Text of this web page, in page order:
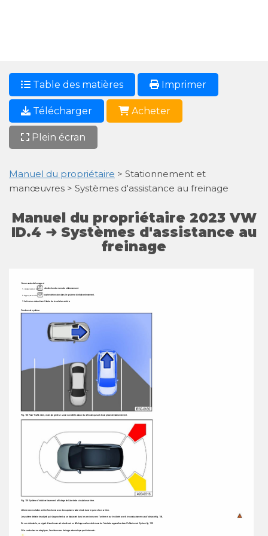
Table des matières Imprimer
Télécharger Acheter
Plein écran
Manuel du propriétaire > Stationnement et
manœuvres > Systèmes d'assistance au freinage
Manuel du propriétaire 2023 VW
ID.4 ➜ Systèmes d'assistance au
freinage
Fig. 109 Système d'infodivertissement : affichage de l'alerte de circulation arrière.
touche de fonction dans le système d'infodivertissement.
Fig. 108 Rear Traffic Alert, exemple général : zone surveillée autour du véhicule qui sort d'une place de stationnement.
Le système détecte les objets qui s'approchent ou se déplacent dans les environs vers l'arrière et sur le côté et avertit le conducteur en cas d'obstacle fig. 108,
1. Appuyez sur le
En cas d'obstacle, un signal d'avertissement retentira et un affichage couleur de la zone de l'obstacle apparaîtra dans l'Infotainment System fig. 109.
L'alerte de circulation arrière fonctionne avec des capteurs radar situés dans le parechocs arrière.
Commande d'allumage et
d'extinction du menu de stationnement.
3. Activez ou désactivez l'alerte de circulation arrière.
2. Appuyez sur le
Si le conducteur ne réagit pas, l’assistance au freinage automatique peut intervenir.
Fonction du système